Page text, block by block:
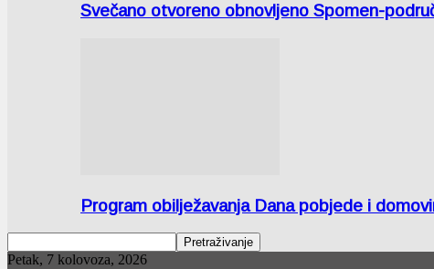
Svečano otvoreno obnovljeno Spomen-
Program obilježavanja Dana pobjede i
Petak, 7 kolovoza, 2026